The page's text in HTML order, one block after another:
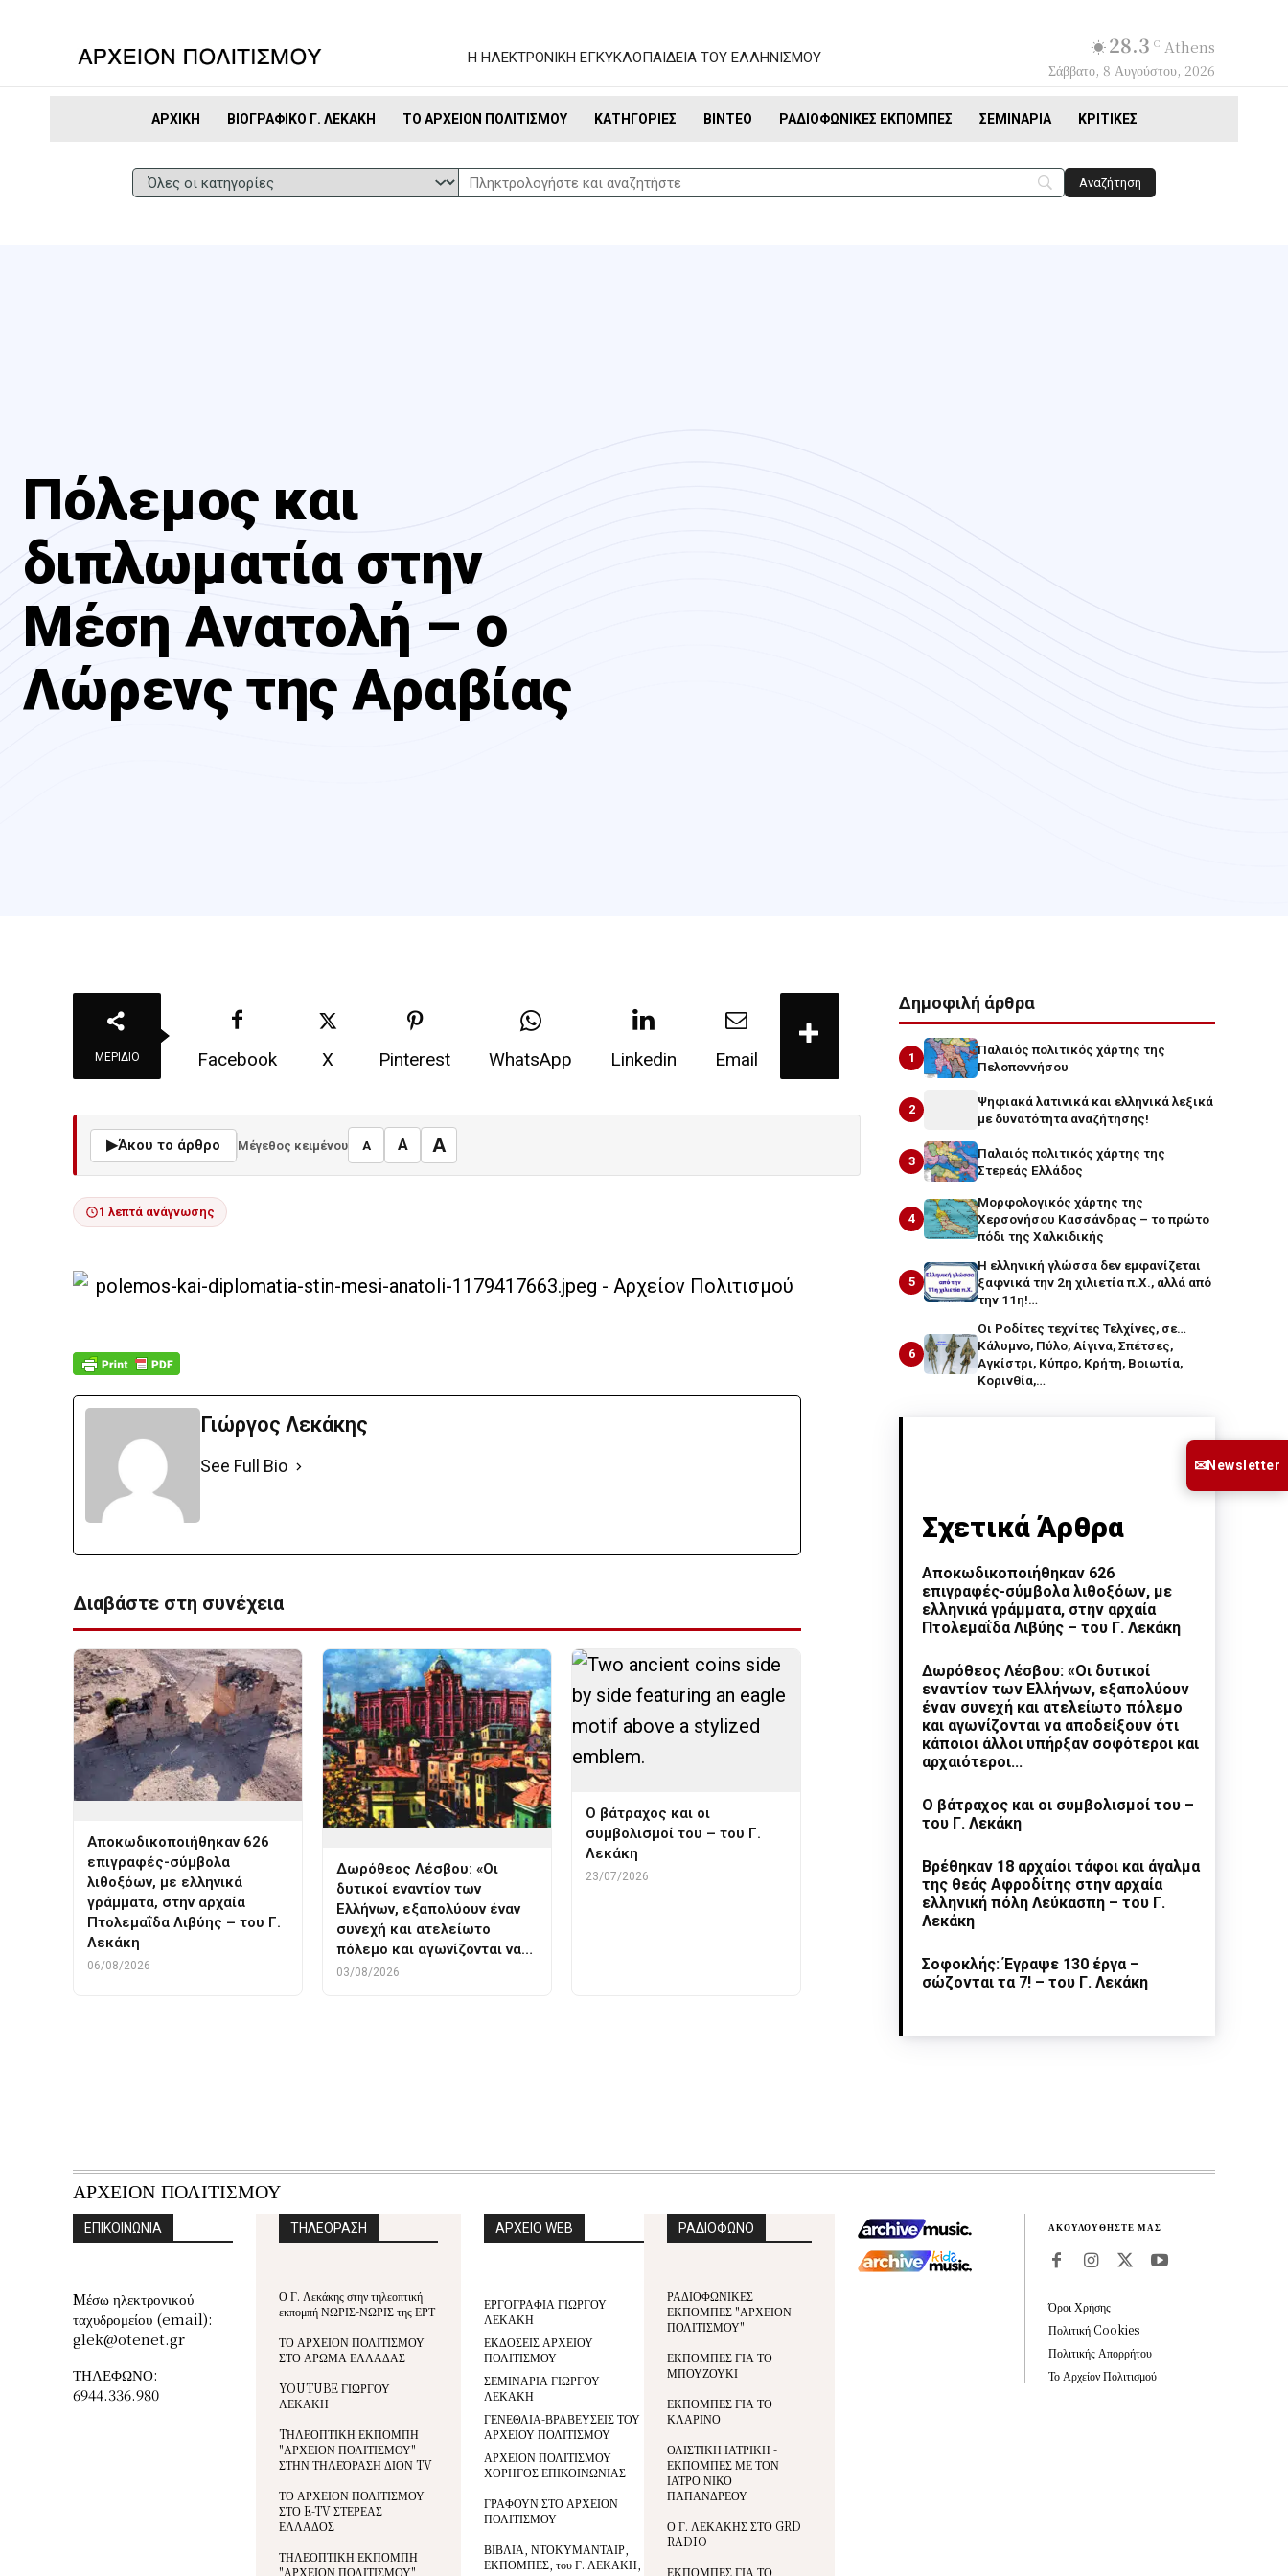
Η ΗΛΕΚΤΡΟΝΙΚΗ ΕΓΚΥΚΛΟΠΑΙΔΕΙΑ ΤΟΥ ΕΛΛΗΝΙΣΜΟΥ 28.3 C Athens
Σάββατο, 8 Αυγούστου, 2026
ΑΡΧΙΚΉ ΒΙΟΓΡΑΦΙΚΌ Γ. ΛΕΚΆΚΗ ΤΟ ΑΡΧΕΊΟΝ ΠΟΛΙΤΙΣΜΟΎ ΚΑΤΗΓΟΡΊΕΣ ΒΊΝΤΕΟ ΡΑΔΙΟΦΩΝΙΚΈΣ ΕΚΠΟΜΠΈΣ ΣΕΜΙΝΆΡΙΑ ΚΡΙΤΙΚΈΣ
Πόλεμος και
διπλωματία στην
Μέση Ανατολή – ο
Λώρενς της Αραβίας
ΜΕΡΊΔΙΟ Facebook X Pinterest WhatsApp Linkedin Email
▶Άκου το άρθρο Μέγεθος κειμένου A A A
1 λεπτά ανάγνωσης
Γιώργος Λεκάκης
See Full Bio
Διαβάστε στη συνέχεια
Αποκωδικοποιήθηκαν 626
επιγραφές-σύμβολα
λιθοξόων, με ελληνικά
γράμματα, στην αρχαία
Πτολεμαΐδα Λιβύης – του Γ.
Λεκάκη
06/08/2026
Δωρόθεος Λέσβου: «Οι
δυτικοί εναντίον των
Ελλήνων, εξαπολύουν έναν
συνεχή και ατελείωτο
πόλεμο και αγωνίζονται να…
03/08/2026
Ο βάτραχος και οι
συμβολισμοί του – του Γ.
Λεκάκη
23/07/2026
Δημοφιλή άρθρα
1
Παλαιός πολιτικός χάρτης της
Πελοποννήσου
2
Ψηφιακά λατινικά και ελληνικά λεξικά
με δυνατότητα αναζήτησης!
3
Παλαιός πολιτικός χάρτης της
Στερεάς Ελλάδος
4
Μορφολογικός χάρτης της
Χερσονήσου Κασσάνδρας – το πρώτο
πόδι της Χαλκιδικής
5
Η ελληνική γλώσσα δεν εμφανίζεται
ξαφνικά την 2η χιλιετία π.Χ., αλλά από
την 11η!…
6
Οι Ροδίτες τεχνίτες Τελχίνες, σε…
Κάλυμνο, Πύλο, Αίγινα, Σπέτσες,
Αγκίστρι, Κύπρο, Κρήτη, Βοιωτία,
Κορινθία,…
Σχετικά Άρθρα
Αποκωδικοποιήθηκαν 626
επιγραφές-σύμβολα λιθοξόων, με
ελληνικά γράμματα, στην αρχαία
Πτολεμαΐδα Λιβύης – του Γ. Λεκάκη
Δωρόθεος Λέσβου: «Οι δυτικοί
εναντίον των Ελλήνων, εξαπολύουν
έναν συνεχή και ατελείωτο πόλεμο
και αγωνίζονται να αποδείξουν ότι
κάποιοι άλλοι υπήρξαν σοφότεροι και
αρχαιότεροι...
Ο βάτραχος και οι συμβολισμοί του –
του Γ. Λεκάκη
Βρέθηκαν 18 αρχαίοι τάφοι και άγαλμα
της θεάς Αφροδίτης στην αρχαία
ελληνική πόλη Λεύκασπη – του Γ.
Λεκάκη
Σοφοκλής: Έγραψε 130 έργα –
σώζονται τα 7! – του Γ. Λεκάκη
ΑΡΧΕΙΟΝ ΠΟΛΙΤΙΣΜΟΥ
ΕΠΙΚΟΙΝΩΝΙΑ
Mέσω ηλεκτρονικού
ταχυδρομείου (email):
glek@otenet.gr
ΤΗΛΕΦΩΝΟ:
6944.336.980
ΤΗΛΕΟΡΑΣΗ
Ο Γ. Λεκάκης στην τηλεοπτική
εκπομπή ΝΩΡΙΣ-ΝΩΡΙΣ της ΕΡΤ
ΤΟ ΑΡΧΕΙΟΝ ΠΟΛΙΤΙΣΜΟΥ
ΣΤΟ ΑΡΩΜΑ ΕΛΛΑΔΑΣ
YOUTUBE ΓΙΩΡΓΟΥ
ΛΕΚΑΚΗ
TΗΛΕΟΠΤΙΚΗ ΕΚΠΟΜΠΗ
"ΑΡΧΕΙΟΝ ΠΟΛΙΤΙΣΜΟΥ"
ΣΤΗΝ ΤΗΛΕΌΡΑΣΗ ΔΙΟΝ TV
ΤΟ ΑΡΧΕΙΟΝ ΠΟΛΙΤΙΣΜΟΥ
ΣΤΟ E-TV ΣΤΕΡΕΑΣ
ΕΛΛΑΔΟΣ
ΤΗΛΕΟΠΤΙΚΗ ΕΚΠΟΜΠΗ
"ΑΡΧΕΙΟΝ ΠΟΛΙΤΙΣΜΟΥ"
ΑΡΧΕΙΟ WEB
ΕΡΓΟΓΡΑΦΙΑ ΓΙΩΡΓΟΥ
ΛΕΚΑΚΗ
ΕΚΔΟΣΕΙΣ ΑΡΧΕΙΟΥ
ΠΟΛΙΤΙΣΜΟΥ
ΣΕΜΙΝΑΡΙΑ ΓΙΩΡΓΟΥ
ΛΕΚΑΚΗ
ΓΕΝΕΘΛΙΑ-ΒΡΑΒΕΥΣΕΙΣ ΤΟΥ
ΑΡΧΕΙΟΥ ΠΟΛΙΤΙΣΜΟΥ
ΑΡΧΕΙΟΝ ΠΟΛΙΤΙΣΜΟΥ
ΧΟΡΗΓΟΣ ΕΠΙΚΟΙΝΩΝΙΑΣ
ΓΡΑΦΟΥΝ ΣΤΟ ΑΡΧΕΙΟΝ
ΠΟΛΙΤΙΣΜΟΥ
ΒΙΒΛΙΑ, ΝΤΟΚΥΜΑΝΤΑΙΡ,
ΕΚΠΟΜΠΕΣ, του Γ. ΛΕΚΑΚΗ,
ΡΑΔΙΟΦΩΝΟ
ΡΑΔΙΟΦΩΝΙΚΕΣ
ΕΚΠΟΜΠΕΣ "ΑΡΧΕΙΟΝ
ΠΟΛΙΤΙΣΜΟΥ"
ΕΚΠΟΜΠΕΣ ΓΙΑ ΤΟ
ΜΠΟΥΖΟΥΚΙ
ΕΚΠΟΜΠΕΣ ΓΙΑ ΤΟ
ΚΛΑΡΙΝΟ
ΟΛΙΣΤΙΚΗ ΙΑΤΡΙΚΗ -
ΕΚΠΟΜΠΕΣ ΜΕ ΤΟΝ
ΙΑΤΡΟ ΝΙΚΟ
ΠΑΠΑΝΔΡΕΟΥ
Ο Γ. ΛΕΚΑΚΗΣ ΣΤΟ GRD
RADIO
ΕΚΠΟΜΠΕΣ ΓΙΑ ΤΟ
ΑΚΟΥΛΟΥΘΗΣΤΕ ΜΑΣ
Όροι Χρήσης
Πολιτική Cookies
Πολιτικής Απορρήτου
Το Αρχείον Πολιτισμού
✉Newsletter